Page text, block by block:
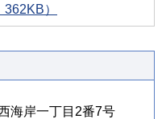
）
海岸一丁目2番7号